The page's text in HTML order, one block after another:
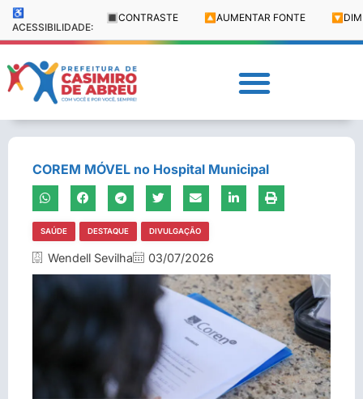
♿
ACESSIBILIDADE:
🔳 CONTRASTE 🔼 AUMENTAR FONTE 🔽
COREM MÓVEL no Hospital Municipal
SAÚDE DESTAQUE DIVULGAÇÃO
Wendell Sevilha 03/07/2026